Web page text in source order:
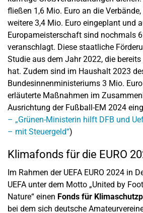
fließen 1,6 Mio. Euro an die
weitere 3,4 Mio. Euro eingeplant und
Europameisterschaft sind nochmals
veranschlagt. Diese staatliche
Studie aus dem Jahr 2022, die
hat. Zudem sind im Haushalt 2023
Bundesinnenministeriums 3 Mio.
erläuterte Maßnahmen im
Ausrichtung der Fußball-EM 2024
– „Grünen-Ministerin hilft DFB und
– mit Steuergeld“)
Klimafonds für die EURO
Im Rahmen der UEFA EURO 2024 in
UEFA unter dem Motto „United by
Nature“ einen Fonds für
bei dem sich deutsche